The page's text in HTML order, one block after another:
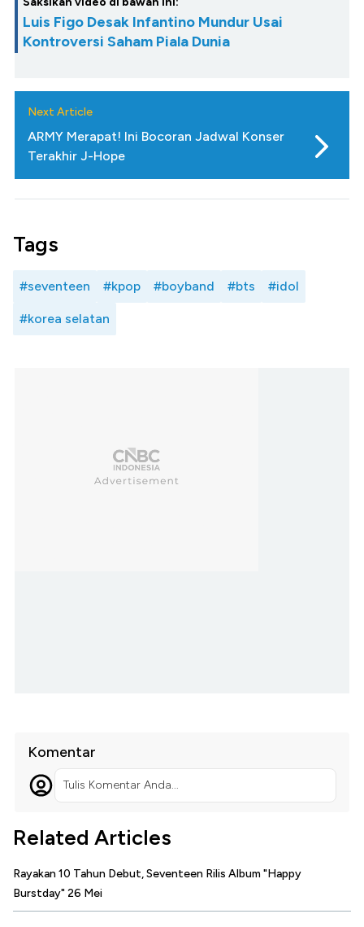
Luis Figo Desak Infantino Mundur Usai
Kontroversi Saham Piala Dunia
Next Article
ARMY Merapat! Ini Bocoran Jadwal Konser
Terakhir J-Hope
Tags
#seventeen #kpop #boyband #bts #idol
#korea selatan
Komentar
Tulis Komentar Anda...
Related Articles
Rayakan 10 Tahun Debut, Seventeen Rilis Album "Happy
Burstday" 26 Mei